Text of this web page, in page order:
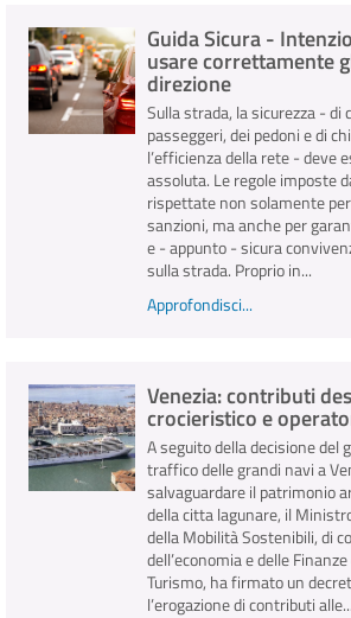
Guida Sicura -
usare correttamente
direzione
Sulla strada, la sicurezza - di
passeggeri, dei pedoni e di
l’efficienza della rete - deve
assoluta. Le regole imposte
rispettate non solamente
sanzioni, ma anche per
e - appunto - sicura
sulla strada. Proprio in...
Approfondisci...
Venezia: contributi
crocieristico e
A seguito della decisione del
traffico delle grandi navi a
salvaguardare il patrimonio
della citta lagunare, il
della Mobilità Sostenibili, di
dell’economia e delle
Turismo, ha firmato un
l’erogazione di contributi alle...